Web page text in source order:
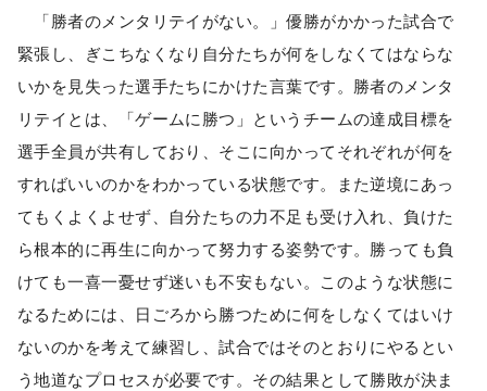
「勝者のメンタリテイがない。」優勝がかかった試合で
緊張し、ぎこちなくなり自分たちが何をしなくてはならな
いかを見失った選手たちにかけた言葉です。勝者のメンタ
リテイとは、「ゲームに勝つ」というチームの達成目標を
選手全員が共有しており、そこに向かってそれぞれが何を
すればいいのかをわかっている状態です。また逆境にあっ
てもくよくよせず、自分たちの力不足も受け入れ、負けた
ら根本的に再生に向かって努力する姿勢です。勝っても負
けても一喜一憂せず迷いも不安もない。このような状態に
なるためには、日ごろから勝つために何をしなくてはいけ
ないのかを考えて練習し、試合ではそのとおりにやるとい
う地道なプロセスが必要です。その結果として勝敗が決ま